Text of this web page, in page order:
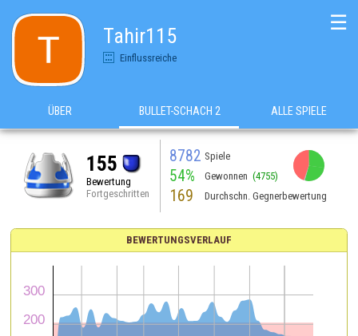
Tahir115
Einflussreiche
☰
ÜBER BULLET-SCHACH 2 ALLE SPIELE
155
Bewertung
Fortgeschritten
8782 Spiele
54% Gewonnen (4755)
169 Durchschn. Gegnerbewertung
BEWERTUNGSVERLAUF